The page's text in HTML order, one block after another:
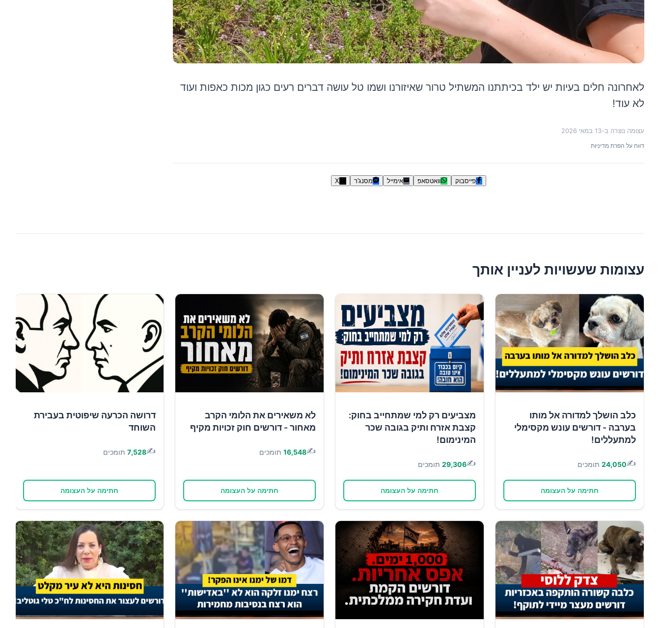
לאחרונה חלים בעיות יש ילד בכיתתנו המשתיל טרור שאיזורנו ושמו טל עושה דברים רעים כגון מכות כאפות ועוד
לא עוד!
עצומה נוצרה ב-13 במאי 2026
דווח על הפרת מדיניות
פייסבוק וואטסאפ אימייל מסנג'ר X
עצומות שעשויות לעניין אותך
כלב הושלך למדורה אל מותו
בערבה - דורשים עונש מקסימלי
למתעללים!
✍️
24,050 תומכים
חתימה על העצומה
מצביעים רק למי שמתחייב בחוק:
קצבת אזרח ותיק בגובה שכר
המינימום!
✍️
29,306 תומכים
חתימה על העצומה
לא משאירים את הלומי הקרב
מאחור - דורשים חוק זכויות מקיף
✍️
16,548 תומכים
חתימה על העצומה
דרושה הכרעה שיפוטית בעבירת
השוחד
✍️
7,528 תומכים
חתימה על העצומה